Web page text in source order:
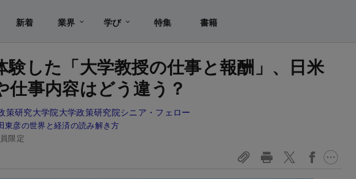
新着 業界 学び 特集 書籍
験した「大学教授の仕事と報酬」、日米
仕事内容はどう違う？
策研究大学院大学政策研究院シニア・フェロー
東彦の世界と経済の読み解き方
限定